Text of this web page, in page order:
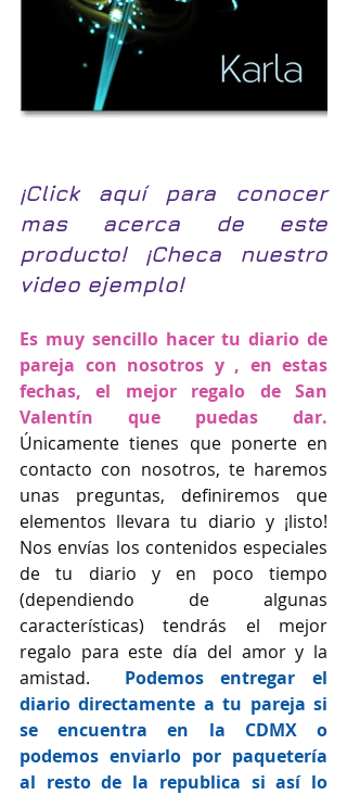
¡Click aquí para conocer
mas acerca de este
producto! ¡Checa nuestro
video ejemplo!
Es muy sencillo hacer tu diario de
pareja con nosotros y , en estas
fechas, el mejor regalo de San
Valentín que puedas dar.
Únicamente tienes que ponerte en
contacto con nosotros, te haremos
unas preguntas, definiremos que
elementos llevara tu diario y ¡listo!
Nos envías los contenidos especiales
de tu diario y en poco tiempo
(dependiendo de algunas
características) tendrás el mejor
regalo para este día del amor y la
amistad. Podemos entregar el
diario directamente a tu pareja si
se encuentra en la CDMX o
podemos enviarlo por paquetería
al resto de la republica si así lo